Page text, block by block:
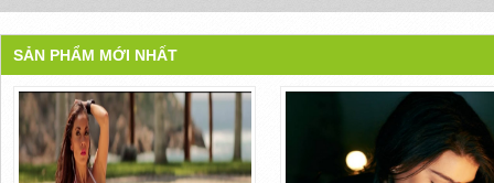
SẢN PHẨM MỚI NHẤT